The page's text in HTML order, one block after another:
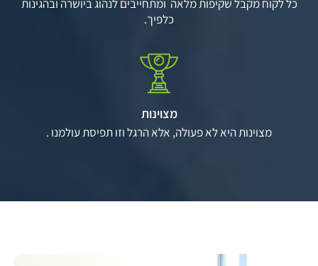
כל לקוח מקבל שקיפות מלאה ומתחייבים לנהוג ביושרה ובהגינות
כלפיך.
מצוינות
מצוינות היא לא פעולה, אלא הרגל וזו תפיסת עולמנו .